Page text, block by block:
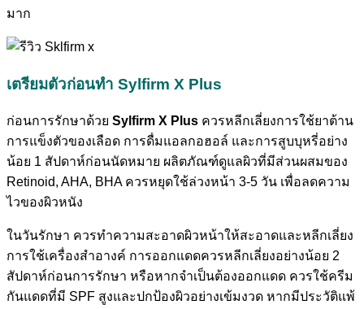
มาก
เตรียมตัวก่อนทำ Sylfirm X Plus
ก่อนการรักษาด้วย Sylfirm X Plus ควรหลีกเลี่ยงการใช้ยาต้าน
การแข็งตัวของเลือด การดื่มแอลกอฮอล์ และการสูบบุหรี่อย่าง
น้อย 1 สัปดาห์ก่อนนัดหมาย ผลิตภัณฑ์ดูแลผิวที่มีส่วนผสมของ
Retinoid, AHA, BHA ควรหยุดใช้ล่วงหน้า 3-5 วัน เพื่อลดความ
ไวของผิวหนัง
ในวันรักษา ควรทำความสะอาดผิวหน้าให้สะอาดและหลีกเลี่ยง
การใช้เครื่องสำอางค์ การออกแดดควรหลีกเลี่ยงอย่างน้อย 2
สัปดาห์ก่อนการรักษา หรือหากจำเป็นต้องออกแดด ควรใช้ครีม
กันแดดที่มี SPF สูงและปกป้องผิวอย่างเข้มงวด หากมีประวัติแพ้